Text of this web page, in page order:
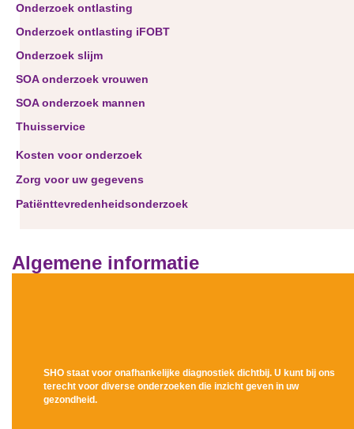
Onderzoek ontlasting
Onderzoek ontlasting iFOBT
Onderzoek slijm
SOA onderzoek vrouwen
SOA onderzoek mannen
Thuisservice
Kosten voor onderzoek
Zorg voor uw gegevens
Patiënttevredenheidsonderzoek
Algemene informatie
SHO staat voor onafhankelijke diagnostiek dichtbij. U kunt bij ons
terecht voor diverse onderzoeken die inzicht geven in uw
gezondheid.